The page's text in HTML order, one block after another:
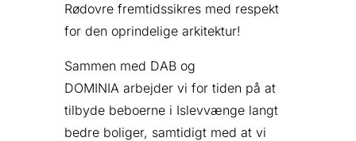
Rødovre fremtidssikres med respekt
for den oprindelige arkitektur!
Sammen med DAB og
DOMINIA arbejder vi for tiden på at
tilbyde beboerne i Islevvænge langt
bedre boliger, samtidigt med at vi